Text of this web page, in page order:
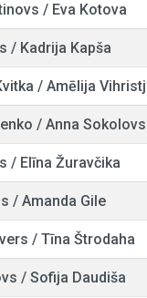
/ Eva Kotova
/ Kadrija Kapša
/ Amēlija
/ Anna
/ Elīna Žuravčika
/ Amanda Gile
/ Tīna Štrodaha
/ Sofija Daudiša